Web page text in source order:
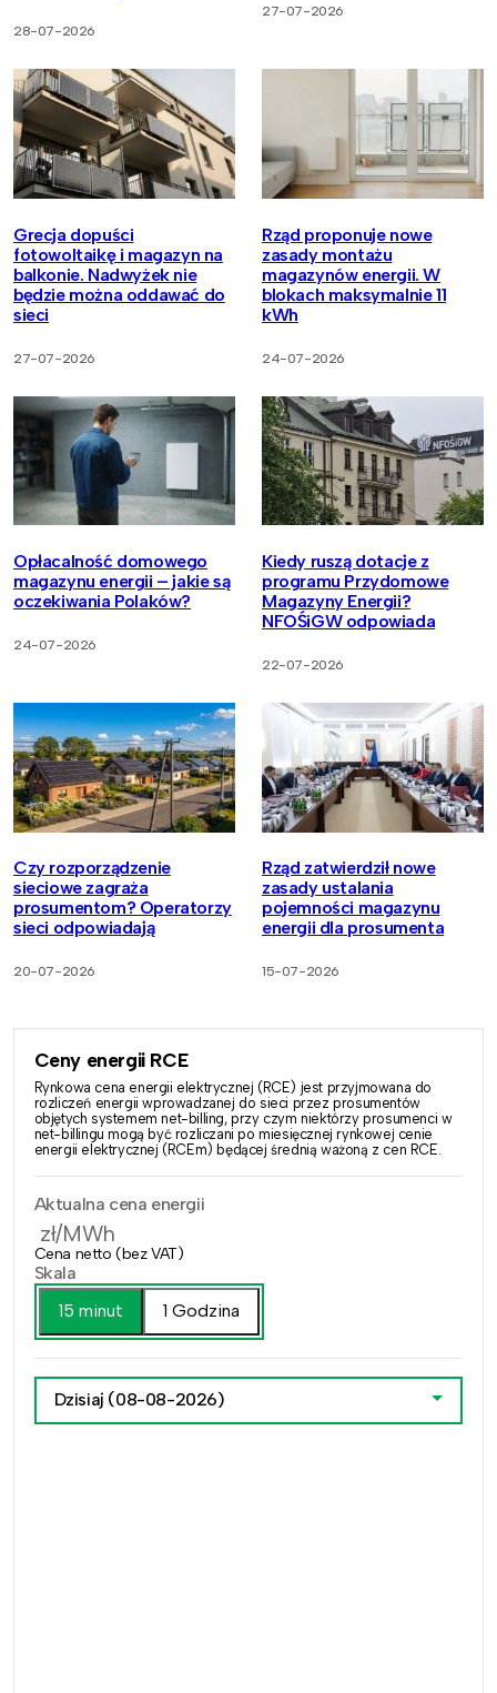
28-07-2026
27-07-2026
Grecja dopuści
fotowoltaikę i magazyn na
balkonie. Nadwyżek nie
będzie można oddawać do
sieci
27-07-2026
Rząd proponuje nowe
zasady montażu
magazynów energii. W
blokach maksymalnie 11
kWh
24-07-2026
Opłacalność domowego
magazynu energii – jakie są
oczekiwania Polaków?
24-07-2026
Kiedy ruszą dotacje z
programu Przydomowe
Magazyny Energii?
NFOŚiGW odpowiada
22-07-2026
Czy rozporządzenie
sieciowe zagraża
prosumentom? Operatorzy
sieci odpowiadają
20-07-2026
Rząd zatwierdził nowe
zasady ustalania
pojemności magazynu
energii dla prosumenta
15-07-2026
Ceny energii RCE
Rynkowa cena energii elektrycznej (RCE) jest przyjmowana do
rozliczeń energii wprowadzanej do sieci przez prosumentów
objętych systemem net-billing, przy czym niektórzy prosumenci w
net-billingu mogą być rozliczani po miesięcznej rynkowej cenie
energii elektrycznej (RCEm) będącej średnią ważoną z cen RCE.
Aktualna cena energii
zł/MWh
Cena netto (bez VAT)
Skala
15 minut
1 Godzina
Dzisiaj (08-08-2026)